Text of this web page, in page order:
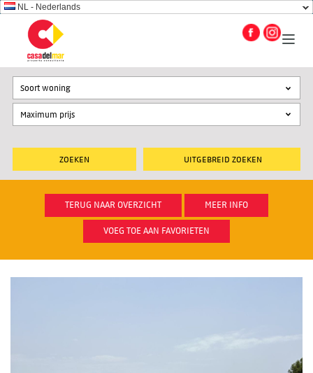
NL - Nederlands
UITGEBREID ZOEKEN
Soort woning
TERUG NAAR OVERZICHT MEER INFO
VOEG TOE AAN FAVORIETEN